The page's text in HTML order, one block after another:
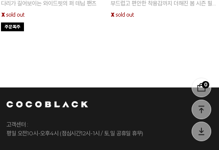
0
다리가 길어보이는 와이드핏의 퍼 데님 팬츠
부드럽고 편안한 착용감까지 더해진 봄 시즌 필수
아이템
고객센터 :
평일 오전10시-오후4시 (점심시간12시-1시 / 토,일 공휴일 휴무)